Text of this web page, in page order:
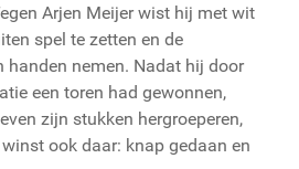
Arjen Meijer wist hij met wit
spel te zetten en de
handen nemen. Nadat hij door
een toren had gewonnen,
zijn stukken hergroeperen,
ook daar: knap gedaan en